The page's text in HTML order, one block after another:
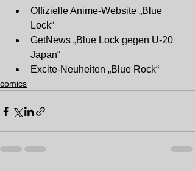
Offizielle Anime-Website „Blue
Lock“
GetNews „Blue Lock gegen U-20
Japan“
Excite-Neuheiten „Blue Rock“
comics